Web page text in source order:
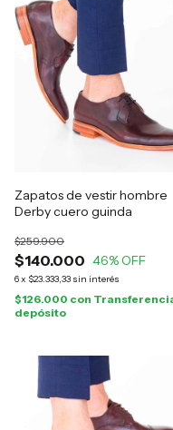
Zapatos de vestir hombre
Derby cuero guinda
$140.000
$259.900
46% OFF
6x $23.333,33 sin interés
$126.000 con
depósito